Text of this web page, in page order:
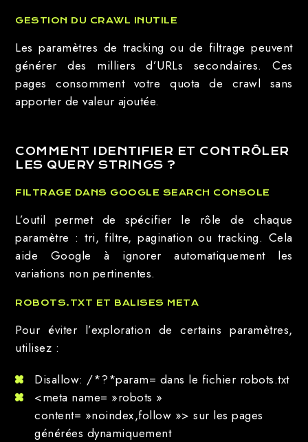
GESTION DU CRAWL INUTILE
Les paramètres de tracking ou de filtrage peuvent
générer des milliers d’URLs secondaires. Ces
pages consomment votre quota de crawl sans
apporter de valeur ajoutée.
COMMENT IDENTIFIER ET CONTRÔLER
LES QUERY STRINGS ?
FILTRAGE DANS GOOGLE SEARCH CONSOLE
L’outil permet de spécifier le rôle de chaque
paramètre : tri, filtre, pagination ou tracking. Cela
aide Google à ignorer automatiquement les
variations non pertinentes.
ROBOTS.TXT ET BALISES META
Pour éviter l’exploration de certains paramètres,
utilisez :
Disallow: /*?*param= dans le fichier robots.txt
<meta name= »robots »
content= »noindex,follow »> sur les pages
générées dynamiquement